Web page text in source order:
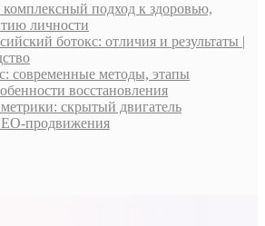
подход к здоровью,
личности
ботокс: отличия и результаты |
современные методы, этапы
восстановления
скрытый двигатель
продвижения